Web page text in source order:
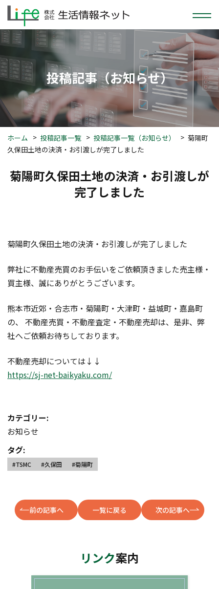
投稿記事（お知らせ）
ホーム 投稿記事一覧 投稿記事一覧（お知らせ）
菊陽町
久保田土地の決済・お引渡しが完了しました
菊陽町久保田土地の決済・お引渡しが
完了しました
菊陽町久保田土地の決済・お引渡しが完了しました
弊社に不動産売買のお手伝いをご依頼頂きました売主様・
買主様、誠にありがとうございます。
熊本市近郊・合志市・菊陽町・大津町・益城町・嘉島町
の、 不動産売買・不動産査定・不動産売却は、是非、弊
社へご依頼お待ちしております。
不動産売却については↓↓
https://sj-net-baikyaku.com/
カテゴリー:
お知らせ
タグ:
#TSMC #久保田 #菊陽町
前の記事へ 一覧に戻る 次の記事へ
リンク案内